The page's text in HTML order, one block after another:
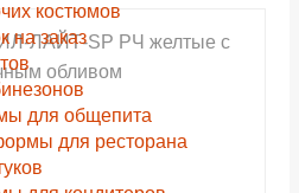
костюмов
на заказ
для общепита
для ресторана